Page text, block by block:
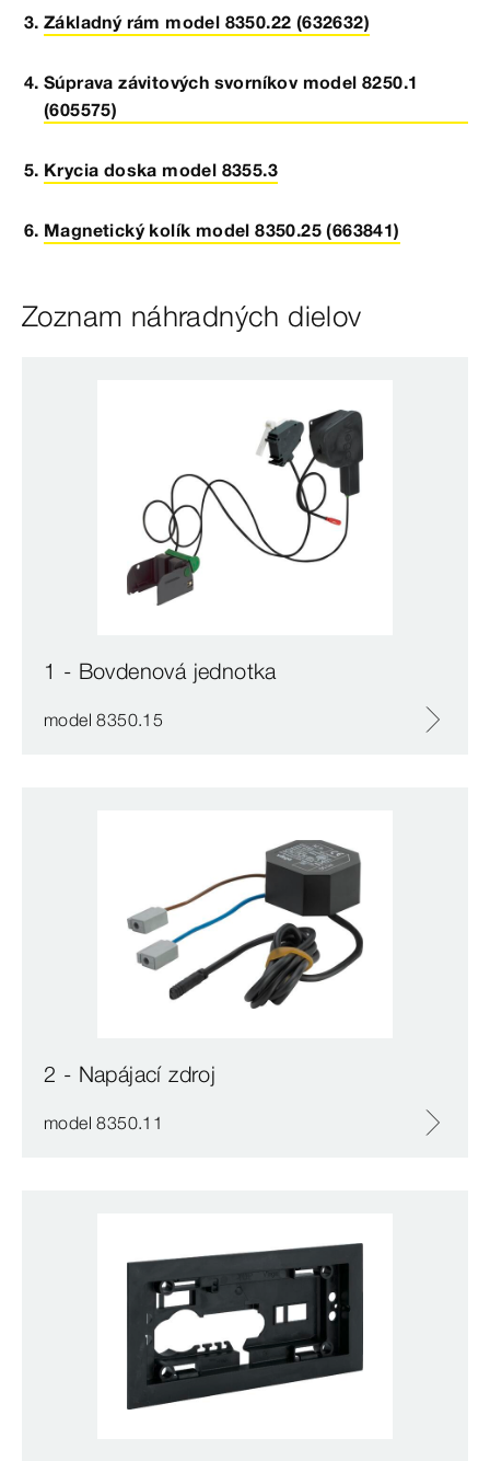
Základný rám model 8350.22 (632632)
Súprava závitových svorníkov model 8250.1
(605575)
Krycia doska model 8355.3
Magnetický kolík model 8350.25 (663841)
Zoznam náhradných dielov
1 - Bovdenová jednotka
model 8350.15
2 - Napájací zdroj
model 8350.11